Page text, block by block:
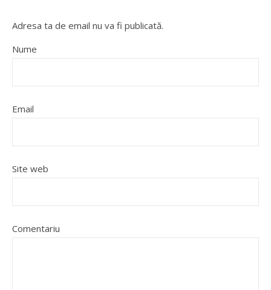
Adresa ta de email nu va fi publicată.
Nume
Email
Site web
Comentariu